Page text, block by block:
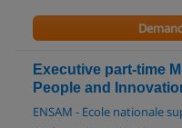
Executive part-time
People and
ENSAM - Ecole nationale